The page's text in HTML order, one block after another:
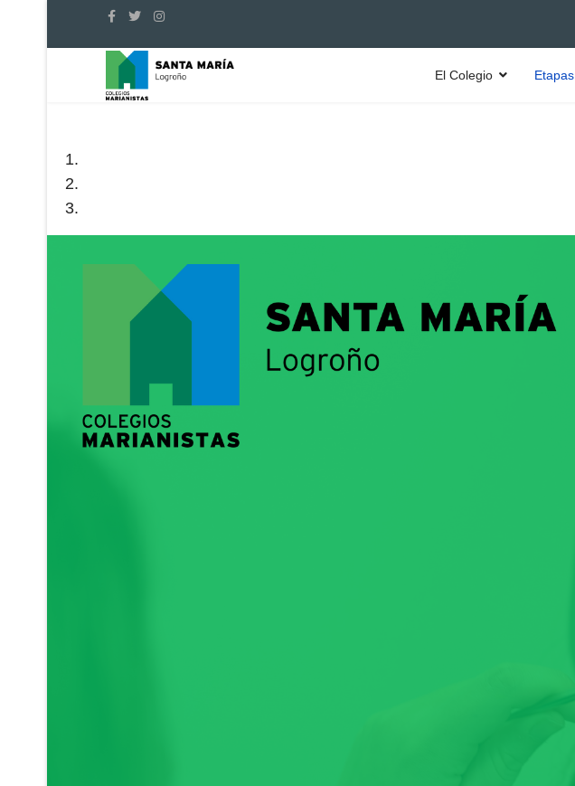
El Colegio Etapas